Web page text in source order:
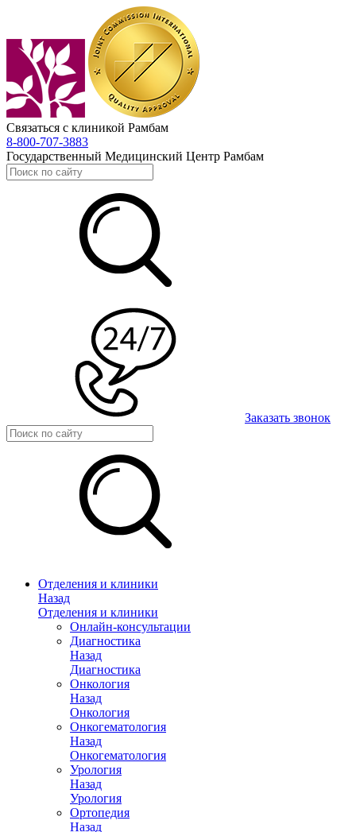
Связаться с клиникой Рамбам
8-800-707-3883
Государственный Медицинский Центр Рамбам
Заказать звонок
Отделения и клиники
Назад
Отделения и клиники
Онлайн-консультации
Диагностика
Назад
Диагностика
Онкология
Назад
Онкология
Онкогематология
Назад
Онкогематология
Урология
Назад
Урология
Ортопедия
Назад